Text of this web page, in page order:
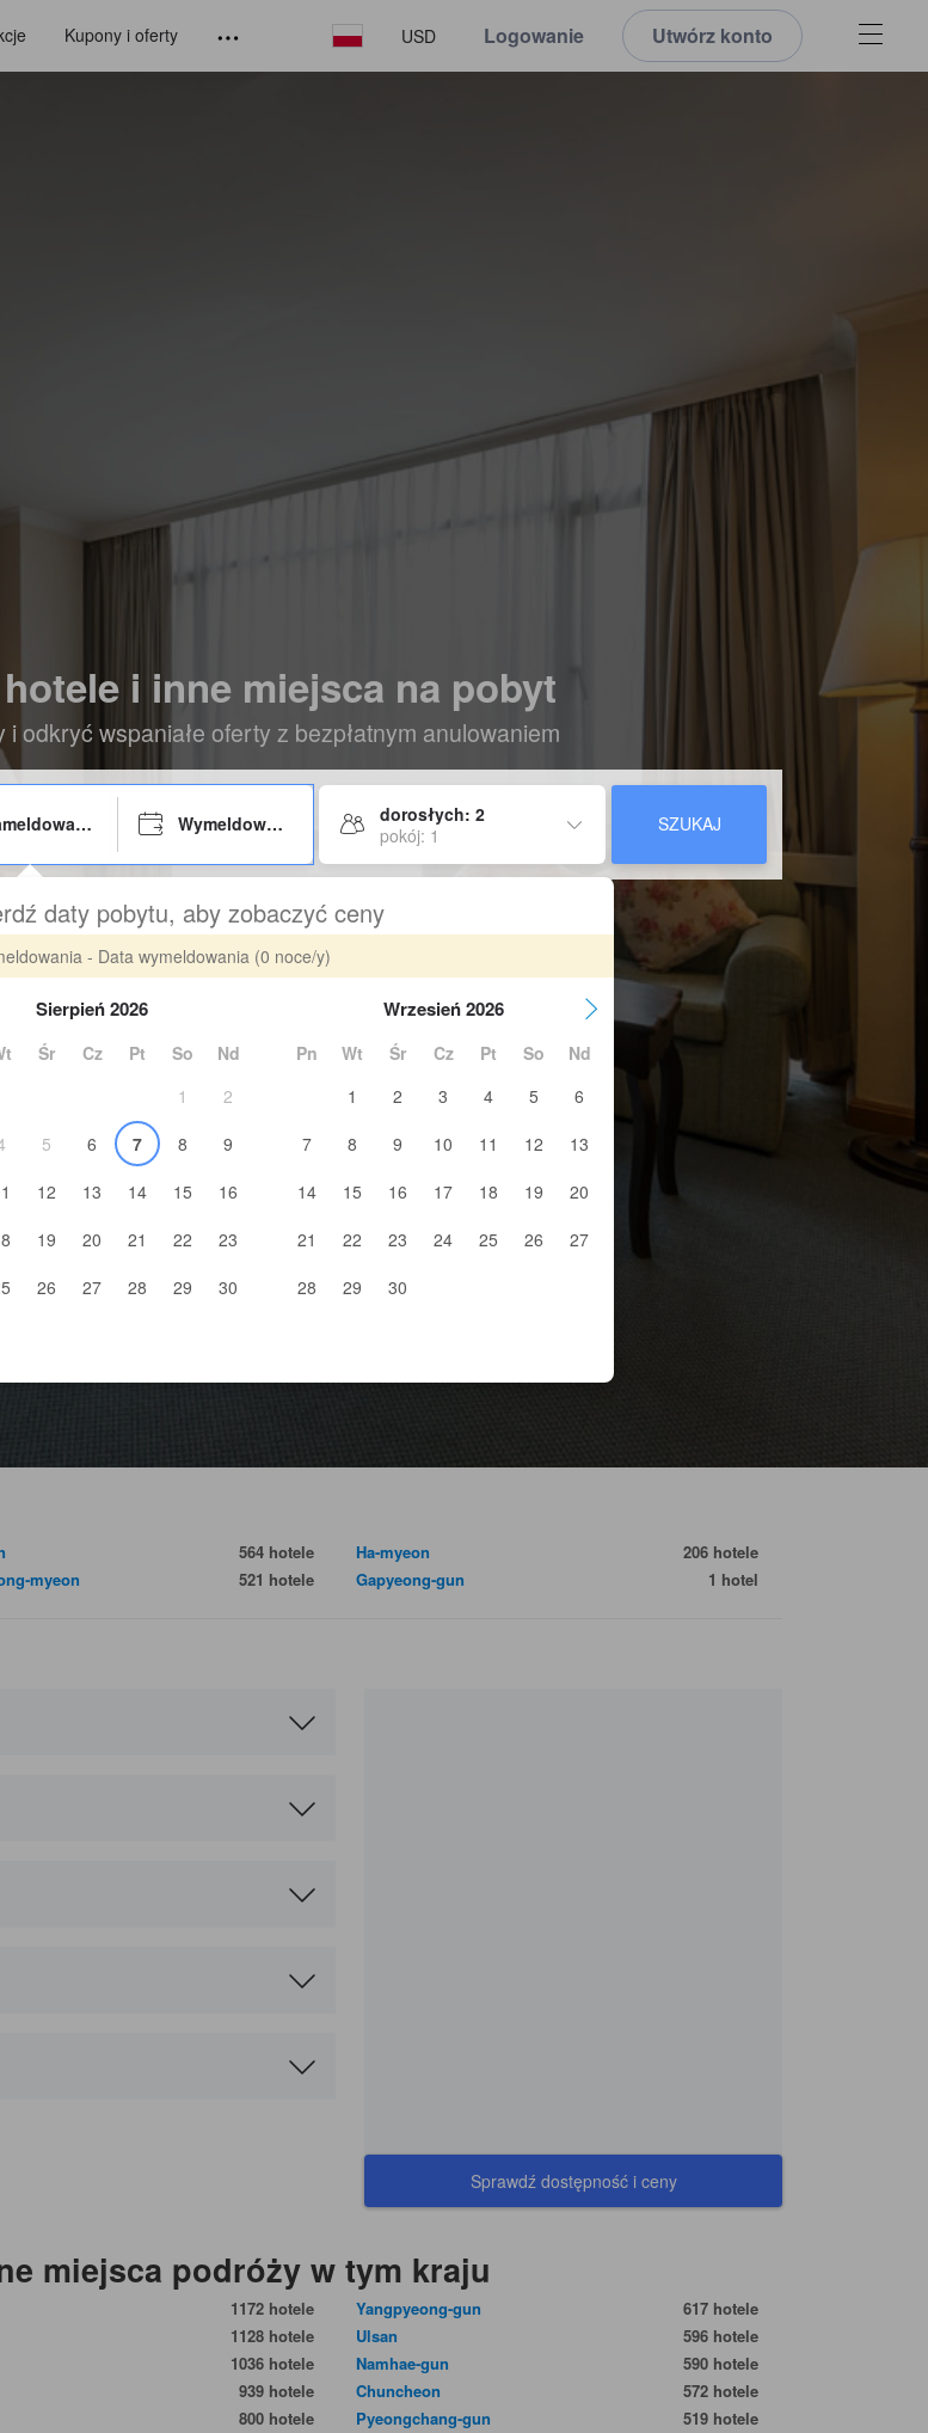
Kupony i oferty USD Logowanie Utwórz konto
i inne miejsca na pobyt
odkryć wspaniałe oferty z bezpłatnym anulowaniem
Zameldowanie Wymeldowanie
dorosłych: 2
pokój: 1
SZUKAJ
daty pobytu, aby zobaczyć ceny
- Data wymeldowania (0 noce/y)
Sierpień 2026
Śr Cz Pt So
Nd
1
2
5 6 7 8
9
12 13 14 15
16
19 20 21 22
23
26 27 28 29
30
Wrzesień 2026
Pn Wt Śr Cz Pt So
Nd
1
2 3 4 5
6
7
8 9 10 11 12
13
14
15 16 17 18 19
20
21
22 23 24 25 26
27
28
29 30
564 hotele
myeon
521 hotele
Ha-myeon
206 hotele
Gapyeong-gun
1 hotel
Sprawdź dostępność i ceny
miejsca podróży w tym kraju
1172 hotele
1128 hotele
1036 hotele
939 hotele
800 hotele
Yangpyeong-gun
617 hotele
Ulsan
596 hotele
Namhae-gun
590 hotele
Chuncheon
572 hotele
Pyeongchang-gun
519 hotele